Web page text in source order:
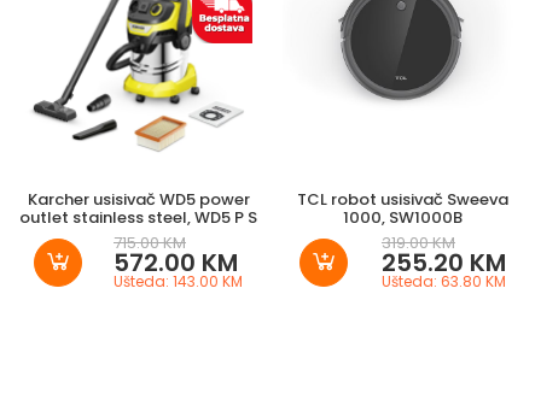
Čišćenje
doma na
jednostavan
i brz način!
Xiaomi Robot Vacuum
S20 robotski usisavač
dolazi s
LDS laserskim
Karcher usisivač WD5 power
outlet stainless steel, WD5 P S
715.00 KM
572.00 KM
Ušteda: 143.00 KM
TCL robot usisivač Sweeva
1000, SW1000B
319.00 KM
255.20 KM
Ušteda: 63.80 KM